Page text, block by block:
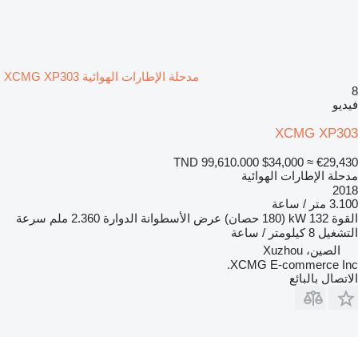
مدحلة الإطارات الهوائية XCMG XP303
8
فيديو
XCMG XP303
TND 99,610.000 $34,000 ≈ €29,430
مدحلة الإطارات الهوائية
2018
3.100 متر / ساعة
القوة 132 kW (180 حصان) عرض الأسطوانة الدوارة 2.360 ملم
سرعة
التشغيل 8 كيلومتر / ساعة
الصين، Xuzhou
XCMG E-commerce Inc.
الاتصال بالبائع